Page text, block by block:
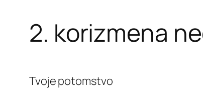
2. korizmena
Tvoje potomstvo